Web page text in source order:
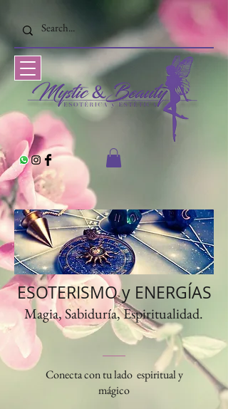
ESOTERISMO y ENERGÍAS
Magia, Sabiduría, Espiritualidad​.
Conecta con tu lado espiritual y
mágico